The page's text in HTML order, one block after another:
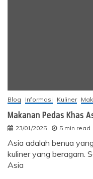
Blog Informasi Kuliner
Makanan Pedas Khas
23/01/2025 5 min read
Asia adalah benua
kuliner yang beragam.
Asia